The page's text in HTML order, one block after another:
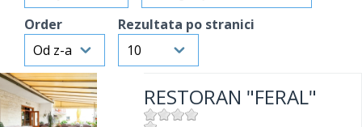
Order Rezultata po stranici
RESTORAN "FERAL"